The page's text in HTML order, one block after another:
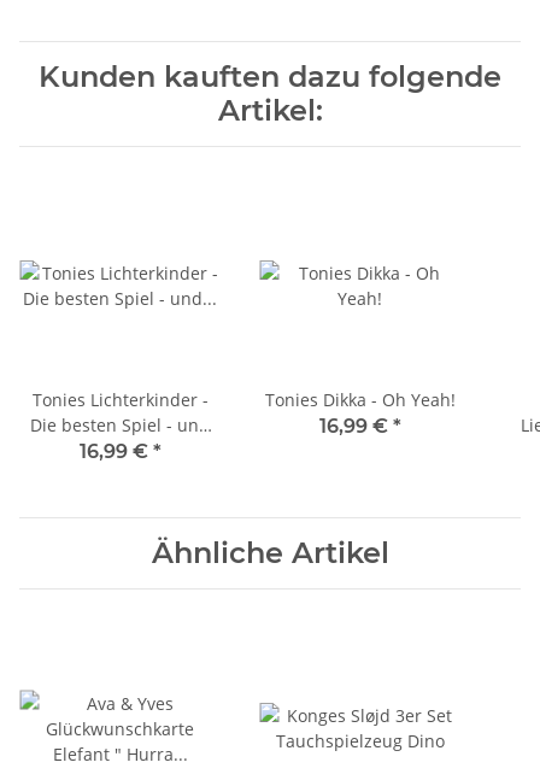
Kunden kauften dazu folgende
Artikel:
Tonies Lichterkinder -
Die besten Spiel - und
Bewegungslieder
16,99 € *
Tonies Dikka - Oh Yeah!
16,99 € *
Ähnliche Artikel